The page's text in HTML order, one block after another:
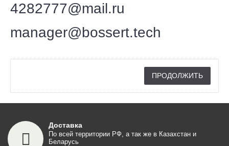
4282777@mail.ru
manager@bossert.tech
ПРОДОЛЖИТЬ
Доставка
По всей территории РФ, а так же в Казахстан и
Беларусь